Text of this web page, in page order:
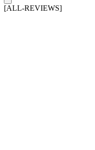
[ALL-REVIEWS]